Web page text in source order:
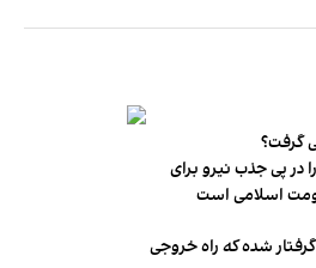
گرفت؟
در پی جذب نیرو برای
اسلامی است
شده که راه خروجی